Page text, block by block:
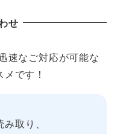
せ
速なご対応が可能な
です！
取り、